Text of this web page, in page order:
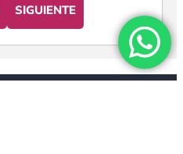
SIGUIENTE